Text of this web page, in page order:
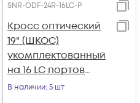
SNR-ODF-24R-16LC-P
Кросс оптический
19" (ШКОС)
укомплектованный
на 16 LC портов
(комплект с
В наличии: 5 шт